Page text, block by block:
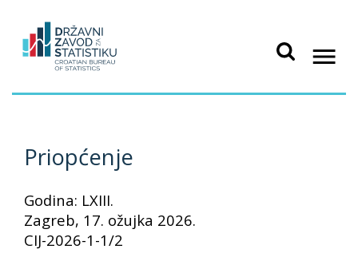
Priopćenje
Godina: LXIII.
Zagreb, 17. ožujka 2026.
CIJ-2026-1-1/2